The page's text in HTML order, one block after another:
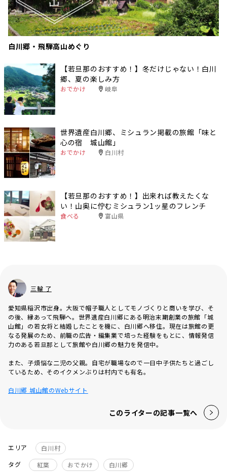
白川郷・飛騨高山めぐり
【若旦那のおすすめ！】冬だけじゃない！白川
郷、夏の楽しみ方
おでかけ 岐阜
世界遺産白川郷、ミシュラン掲載の旅館「味と
心の宿 城山館」
おでかけ 白川村
【若旦那のおすすめ！】出来れば教えたくな
い！山奥に佇むミシュラン1ッ星のフレンチ
食べる 富山県
三輪 了
愛知県稲沢市出身。大阪で帽子職人としてモノづくりと商いを学び、そ
の後、縁あって飛騨へ。世界遺産白川郷にある明治末期創業の旅館「城
山館」の若女将と結婚したことを機に、白川郷へ移住。現在は旅館の更
なる発展のため、前職の広告・編集業で培った経験をもとに、情報発信
力のある若旦那として旅館や白川郷の魅力を発信中。
また、子煩悩な二児の父親。自宅が職場なので一日中子供たちと過ごし
ているため、そのイクメンぶりは村内でも有名。
白川郷 城山館のWebサイト
このライターの記事一覧へ
エリア
白川村
タグ
紅葉 おでかけ 白川郷